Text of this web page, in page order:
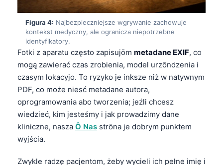
Figura 4: Najbezpieczniejsze wgrywanie zachowuje
kontekst medyczny, ale ogranicza niepotrzebne
identyfikatory.
Fotki z aparatu często zapisujōm metadane EXIF, co
mogą zawierać czas zrobienia, model urzōndzenia i
czasym lokacyjo. To ryzyko je inksze niż w natywnym
PDF, co może niesć metadane autora,
oprogramowania abo tworzenia; jeźli chcesz
wiedzieć, kim jesteśmy i jak prowadzimy dane
kliniczne, nasza Ô Nas strōna je dobrym punktem
wyjścia.
Zwykle radzę pacjentom, żeby wycieli ich pełne imię i